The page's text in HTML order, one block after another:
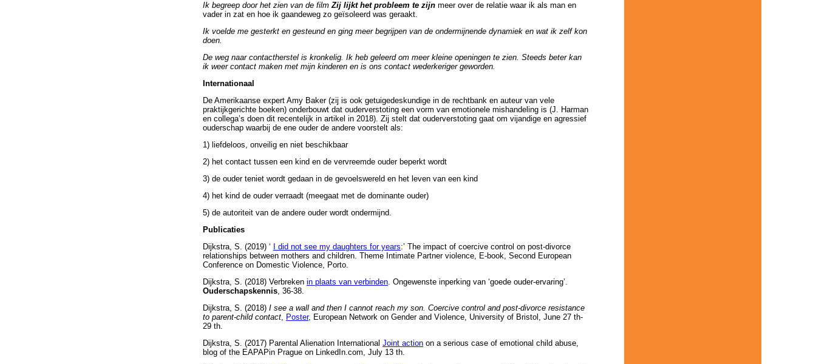
Ik begreep door het zien van de filmZij lijkt het probleem te zijn meer over de relatie waar ik als man en
vader in zat en hoe ik gaandeweg zo geïsoleerd was geraakt.
Ik voelde me gesterkt en gesteund en ging meer begrijpen van de ondermijnende dynamiek en wat ik zelf kon
doen.
De weg naar contactherstel is kronkelig. Ik heb geleerd om meer kleine openingen te zien. Steeds beter kan
ik weer contact maken met mijn kinderen en is ons contact wederkeriger geworden.
Internationaal
De Amerikaanse expert Amy Baker (zij is ook getuigedeskundige in de rechtbank en auteur van vele
praktijkgerichte boeken) onderbouwt dat ouderverstoting een vorm van emotionele mishandeling is (J. Harman
en collega’s doen dit recentelijk in artikel in 2018). Zij stelt dat ouderverstoting gaat om vijandige en agressief
ouderschap waarbij de ene ouder de andere voorstelt als:
1) liefdeloos, onveilig en niet beschikbaar
2) het contact tussen een kind en de vervreemde ouder beperkt wordt
3) de ouder teniet wordt gedaan in de gevoelswereld en het leven van een kind
4) het kind de ouder verraadt (meegaat met de dominante ouder)
5) de autoriteit van de andere ouder wordt ondermijnd.
Publicaties
Dijkstra, S. (2019) ‘
I did not see my daughters for years:’ The impact of coercive control on post-divorce
relationships between mothers and children. Theme Intimate Partner violence, E-book, Second European
Conference on Domestic Violence, Porto.
Dijkstra, S. (2018) Verbreken in plaats van verbinden. Ongewenste inperking van ‘goede ouder-ervaring’.
Ouderschapskennis, 36-38.
Dijkstra, S. (2018) I see a wall and then I cannot reach my son. Coercive control and post-divorce resistance
to parent-child contact, Poster, European Network on Gender and Violence, University of Bristol, June 27 th-
29 th.
Dijkstra, S. (2017) Parental Alienation International Joint action on a serious case of emotional child abuse,
blog of the EAPAPin Prague on LinkedIn.com, July 13 th.